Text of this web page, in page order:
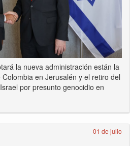
la nueva administración están la
en Jerusalén y el retiro del
por presunto genocidio en
01 de julio